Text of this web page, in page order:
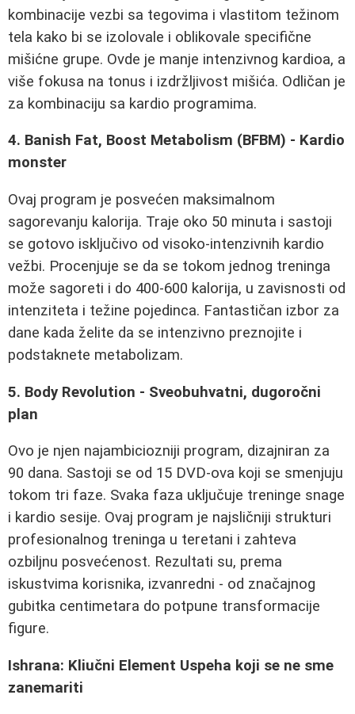
kombinacije vezbi sa tegovima i vlastitom težinom
telа kako bi se izolovale i oblikovale specifične
mišićne grupe. Ovde je manje intenzivnog kardioa, a
više fokusa na tonus i izdržljivost mišića. Odličan je
za kombinaciju sa kardio programima.
4. Banish Fat, Boost Metabolism (BFBM) - Kardio
monster
Ovaj program je posvećen maksimalnom
sagorevanju kalorija. Traje oko 50 minuta i sastoji
se gotovo isključivo od visoko-intenzivnih kardio
vežbi. Procenjuje se da se tokom jednog treninga
može sagoreti i do 400-600 kalorija, u zavisnosti od
intenziteta i težine pojedinca. Fantastičan izbor za
dane kada želite da se intenzivno preznojite i
podstaknete metabolizam.
5. Body Revolution - Sveobuhvatni, dugoročni
plan
Ovo je njen najambiciozniji program, dizajniran za
90 dana. Sastoji se od 15 DVD-ova koji se smenjuju
tokom tri faze. Svaka faza uključuje treninge snage
i kardio sesije. Ovaj program je najsličniji strukturi
profesionalnog treninga u teretani i zahteva
ozbiljnu posvećenost. Rezultati su, prema
iskustvima korisnika, izvanredni - od značajnog
gubitka centimetara do potpune transformacije
figure.
Ishrana: Kliučni Element Uspeha koji se ne sme
zanemariti